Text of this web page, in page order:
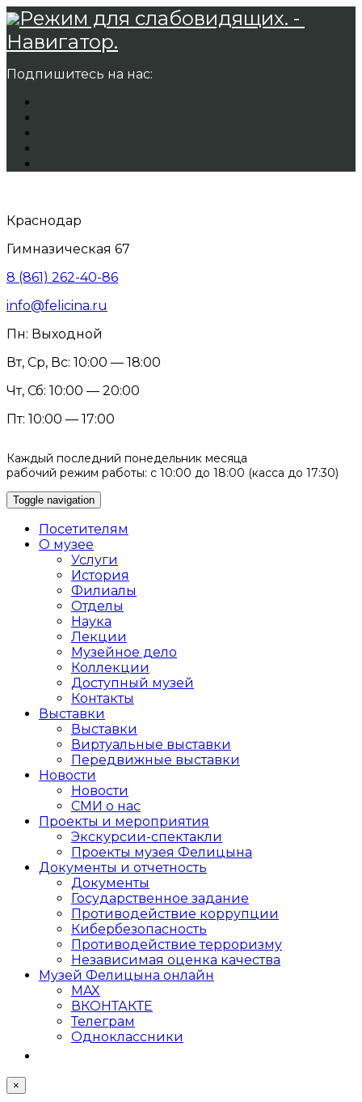
Режим для слабовидящих. -
Навигатор.
Подпишитесь на нас:
Краснодар
Гимназическая 67
8 (861) 262-40-86
info@felicina.ru
Пн: Выходной
Вт, Ср, Вс: 10:00 — 18:00
Чт, Сб: 10:00 — 20:00
Пт: 10:00 — 17:00
Каждый последний понедельник месяца
рабочий режим работы: с 10:00 до 18:00 (касса до 17:30)
Toggle navigation
Посетителям
О музее
Услуги
История
Филиалы
Отделы
Наука
Лекции
Музейное дело
Коллекции
Доступный музей
Контакты
Выставки
Выставки
Виртуальные выставки
Передвижные выставки
Новости
Новости
СМИ о нас
Проекты и мероприятия
Экскурсии-спектакли
Проекты музея Фелицына
Документы и отчетность
Документы
Государственное задание
Противодействие коррупции
Кибер­безопасность
Противодействие терроризму
Независимая оценка качества
Музей Фелицына онлайн
MAX
ВКОНТАКТЕ
Телеграм
Одноклассники
×